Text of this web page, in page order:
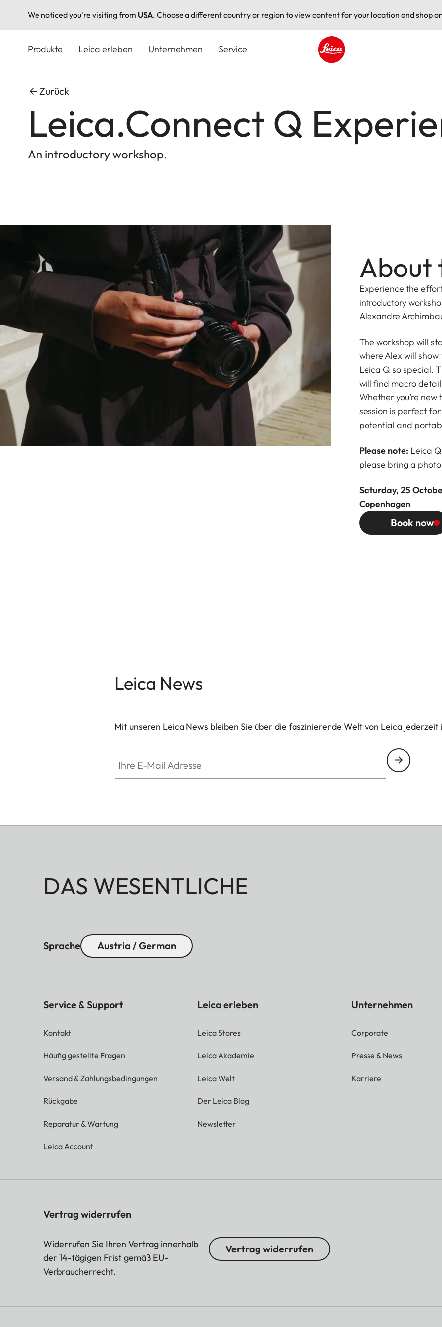
We noticed you're visiting from USA. Choose a different country or region to view content for your location and shop
Produkte Leica erleben Unternehmen Service
Zurück
Leica.Connect Q
An introductory workshop.
About
Experience the
introductory
Alexandre
The workshop will
where Alex will
Leica Q so special.
will find macro
Whether you’re
session is perfect
potential and
Please note: Leica
please bring a
Saturday, 25
Copenhagen
Book now
Leica News
Mit unseren Leica News bleiben Sie über die faszinierende Welt von Leica
DAS WESENTLICHE
Sprache Austria / German
Service & Support
Kontakt
Häufig gestellte Fragen
Versand & Zahlungsbedingungen
Rückgabe
Reparatur & Wartung
Leica Account
Leica erleben
Leica Stores
Leica Akademie
Leica Welt
Der Leica Blog
Newsletter
Unternehmen
Corporate
Presse & News
Karriere
Vertrag widerrufen
Widerrufen Sie Ihren Vertrag innerhalb
der 14-tägigen Frist gemäß EU-
Verbraucherrecht.
Vertrag widerrufen